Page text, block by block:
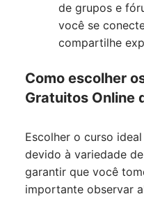
de grupos e
você se
compartilhe
Como escolher
Gratuitos Online
Escolher o curso
devido à variedade
garantir que você
importante observar